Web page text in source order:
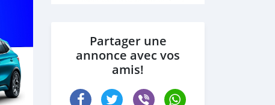
Partager une
annonce avec vos
amis!